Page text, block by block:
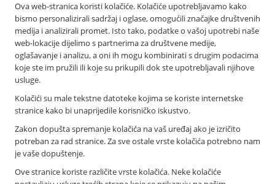
O nama
Osnovni podaci
Podružnice i poslovnice
Bankomati
Financijska izvješća
Novosti
Imex banka d.d.
Tolstojeva 6, 21 000 Split
F: +385 021 345 588
info@imexbanka.hr
Ova web-stranica koristi kolačiće. Kolačiće upotrebljavamo kako
bismo personalizirali sadržaj i oglase, omogućili značajke društvenih
medija i analizirali promet. Isto tako, podatke o vašoj upotrebi naše
web-lokacije dijelimo s partnerima za društvene medije,
oglašavanje i analizu, a oni ih mogu kombinirati s drugim podacima
koje ste im pružili ili koje su prikupili dok ste upotrebljavali njihove
usluge.
Kolačići su male tekstne datoteke kojima se koriste internetske
stranice kako bi unaprijedile korisničko iskustvo.
Zakon dopušta spremanje kolačića na vaš uređaj ako je izričito
potreban za rad stranice. Za sve ostale vrste kolačića potrebno nam
je vaše dopuštenje.
Ove stranice koriste različite vrste kolačića. Neke kolačiće